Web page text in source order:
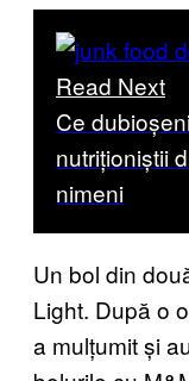
Read Next
Ce
nutriționiștii
nimeni
Un bol din
Light. După o
a mulțumit și